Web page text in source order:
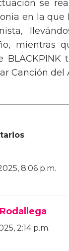
se
en la que
mientras
BLACKPINK
Canción del
8:06 p.m.
2:14 p.m.